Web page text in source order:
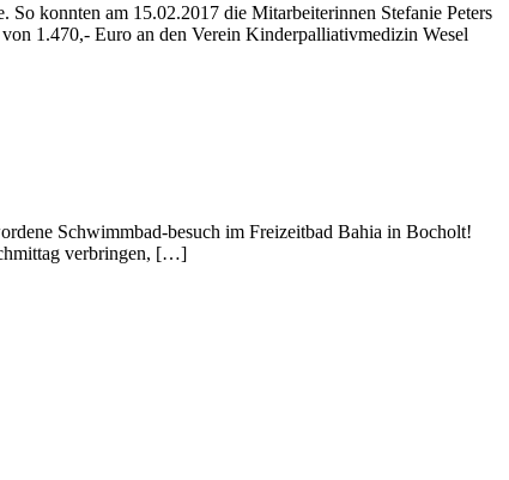
So konnten am 15.02.2017 die Mitarbeiterinnen Stefanie Peters
1.470,- Euro an den Verein Kinderpalliativmedizin Wesel
Schwimmbad-besuch im Freizeitbad Bahia in Bocholt!
verbringen, […]